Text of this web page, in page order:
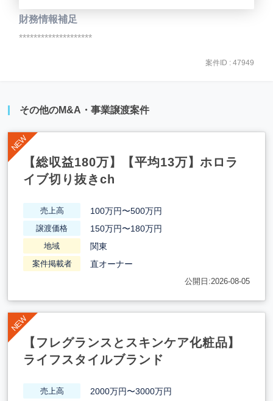
財務情報補足
********************
案件ID : 47949
その他のM&A・事業譲渡案件
【総収益180万】【平均13万】ホロラ
イブ切り抜きch
売上高 100万円〜500万円
譲渡価格 150万円〜180万円
地域 関東
案件掲載者 直オーナー
公開日:2026-08-05
【フレグランスとスキンケア化粧品】
ライフスタイルブランド
売上高 2000万円〜3000万円